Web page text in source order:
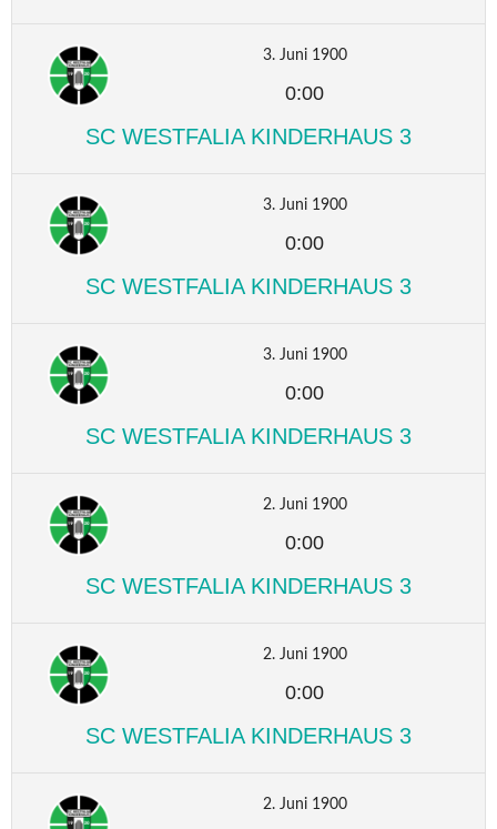
3. Juni 1900
0:00
SC WESTFALIA KINDERHAUS 3
3. Juni 1900
0:00
SC WESTFALIA KINDERHAUS 3
3. Juni 1900
0:00
SC WESTFALIA KINDERHAUS 3
2. Juni 1900
0:00
SC WESTFALIA KINDERHAUS 3
2. Juni 1900
0:00
SC WESTFALIA KINDERHAUS 3
2. Juni 1900